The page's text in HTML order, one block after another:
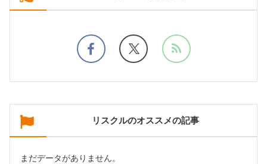
リスクルのオススメの記事
まだデータがありません。